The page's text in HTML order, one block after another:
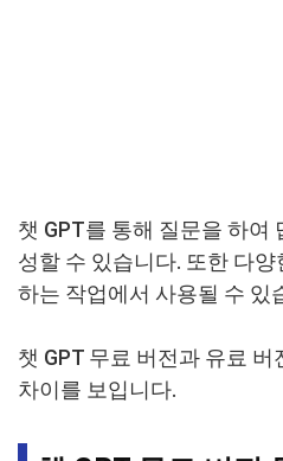
챗 GPT를 통해 질문을 하여
성할 수 있습니다. 또한 다
하는 작업에서 사용될 수 있
챗 GPT 무료 버전과 유료 버
차이를 보입니다.